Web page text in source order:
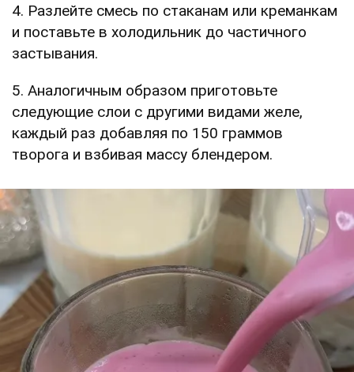
4. Разлейте смесь по стаканам или креманкам
и поставьте в холодильник до частичного
застывания.
5. Аналогичным образом приготовьте
следующие слои с другими видами желе,
каждый раз добавляя по 150 граммов
творога и взбивая массу блендером.